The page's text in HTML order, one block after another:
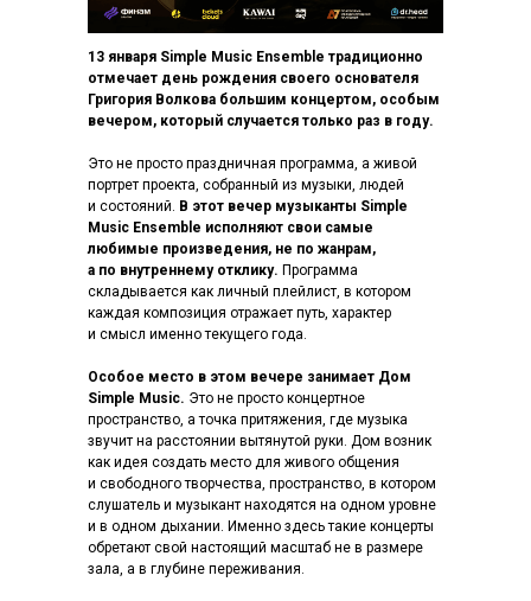
13 января Simple Music Ensemble традиционно
отмечает день рождения своего основателя
Григория Волкова большим концертом, особым
вечером, который случается только раз в году.
Это не просто праздничная программа, а живой
портрет проекта, собранный из музыки, людей
и состояний. В этот вечер музыканты Simple
Music Ensemble исполняют свои самые
любимые произведения, не по жанрам,
а по внутреннему отклику. Программа
складывается как личный плейлист, в котором
каждая композиция отражает путь, характер
и смысл именно текущего года.
Особое место в этом вечере занимает Дом
Simple Music. Это не просто концертное
пространство, а точка притяжения, где музыка
звучит на расстоянии вытянутой руки. Дом возник
как идея создать место для живого общения
и свободного творчества, пространство, в котором
слушатель и музыкант находятся на одном уровне
и в одном дыхании. Именно здесь такие концерты
обретают свой настоящий масштаб не в размере
зала, а в глубине переживания.